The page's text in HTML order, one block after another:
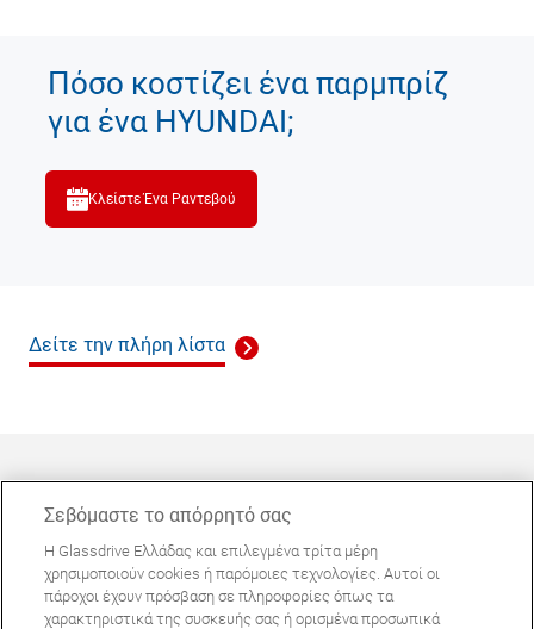
Πόσο κοστίζει ένα παρμπρίζ
για ένα HYUNDAI;
Κλείστε Ένα Ραντεβού
Δείτε την πλήρη λίστα
ΜΠΟΡΕΊ ΝΑ ΣΑΣ ΕΝΔΙΑΦΈΡΕΙ
Συχνές ερωτήσεις
Σεβόμαστε το απόρρητό σας
Η Glassdrive Ελλάδας και επιλεγμένα τρίτα μέρη
χρησιμοποιούν cookies ή παρόμοιες τεχνολογίες. Αυτοί οι
πάροχοι έχουν πρόσβαση σε πληροφορίες όπως τα
χαρακτηριστικά της συσκευής σας ή ορισμένα προσωπικά